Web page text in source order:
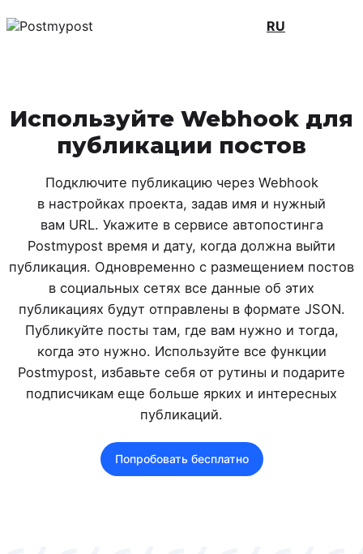
RU
Используйте Webhook для
публикации постов
Подключите публикацию через Webhook
в настройках проекта, задав имя и нужный
вам URL. Укажите в сервисе автопостинга
Postmypost время и дату, когда должна выйти
публикация. Одновременно с размещением постов
в социальных сетях все данные об этих
публикациях будут отправлены в формате JSON.
Публикуйте посты там, где вам нужно и тогда,
когда это нужно. Используйте все функции
Postmypost, избавьте себя от рутины и подарите
подписчикам еще больше ярких и интересных
публикаций.
Попробовать бесплатно